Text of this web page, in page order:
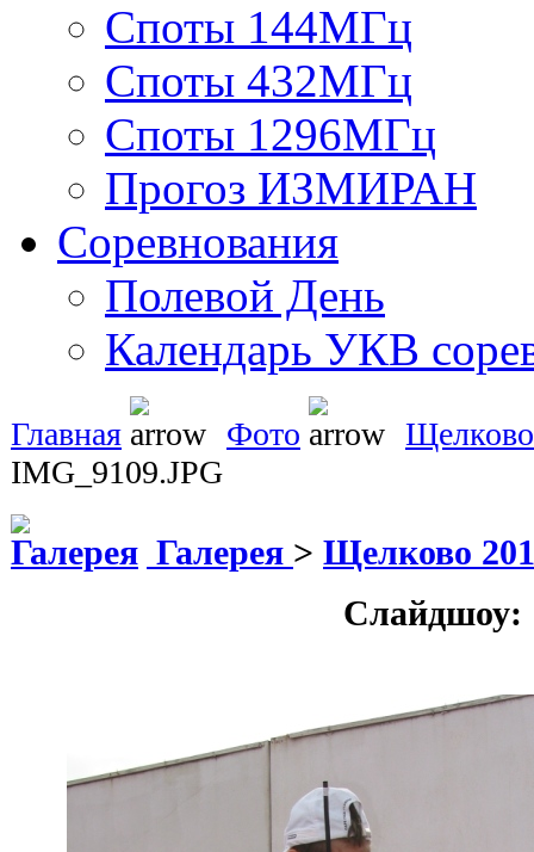
Споты 144МГц
Споты 432МГц
Споты 1296МГц
Прогоз ИЗМИРАН
Соревнования
Полевой День
Календарь УКВ
Главная Фото
IMG_9109.JPG
Галерея > Щелково
Слайдшоу: